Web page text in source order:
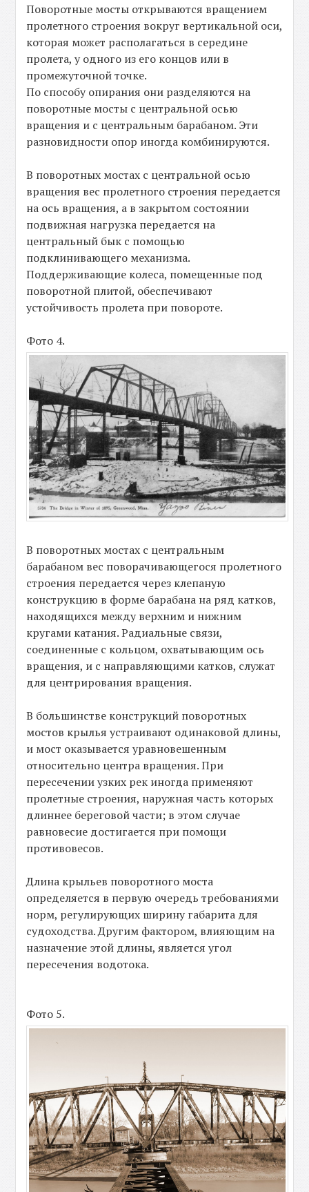
Поворотные мосты открываются вращением
пролетного строения вокруг вертикальной оси,
которая может располагаться в середине
пролета, у одного из его концов или в
промежуточной точке.
По способу опирания они разделяются на
поворотные мосты с центральной осью
вращения и с центральным барабаном. Эти
разновидности опор иногда комбинируются.
В поворотных мостах с центральной осью
вращения вес пролетного строения передается
на ось вращения, а в закрытом состоянии
подвижная нагрузка передается на
центральный бык с помощью
подклинивающего механизма.
Поддерживающие колеса, помещенные под
поворотной плитой, обеспечивают
устойчивость пролета при повороте.
Фото 4.
В поворотных мостах с центральным
барабаном вес поворачивающегося пролетного
строения передается через клепаную
конструкцию в форме барабана на ряд катков,
находящихся между верхним и нижним
кругами катания. Радиальные связи,
соединенные с кольцом, охватывающим ось
вращения, и с направляющими катков, служат
для центрирования вращения.
В большинстве конструкций поворотных
мостов крылья устраивают одинаковой длины,
и мост оказывается уравновешенным
относительно центра вращения. При
пересечении узких рек иногда применяют
пролетные строения, наружная часть которых
длиннее береговой части; в этом случае
равновесие достигается при помощи
противовесов.
Длина крыльев поворотного моста
определяется в первую очередь требованиями
норм, регулирующих ширину габарита для
судоходства. Другим фактором, влияющим на
назначение этой длины, является угол
пересечения водотока.
Фото 5.